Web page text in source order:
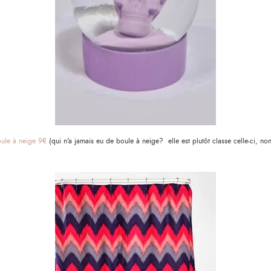
à neige 9€ (qui n'a jamais eu de boule à neige? elle est plutôt classe celle-ci,